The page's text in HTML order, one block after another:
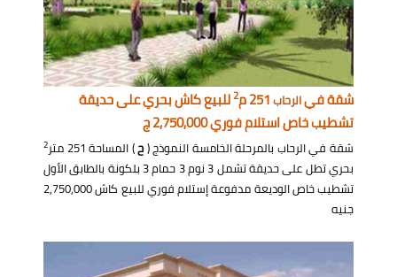
شقة فيالرحاب 2للبيع كاش بحري على حديقة
تشطيب خاص استلام فوري 2,750,000 ج
شقة في الرحاب بالمرحلة الخامسة النموذج (ح) المساحة 251 متر 2
بحري تطل على حديقة تشمل 3 نوم 3 حمام 3 بلكونة بالطابق الأول
تشطيب خاص الوديعة مدفوعة إستلام فوري للبيع كاش 2,750,000
جنيه